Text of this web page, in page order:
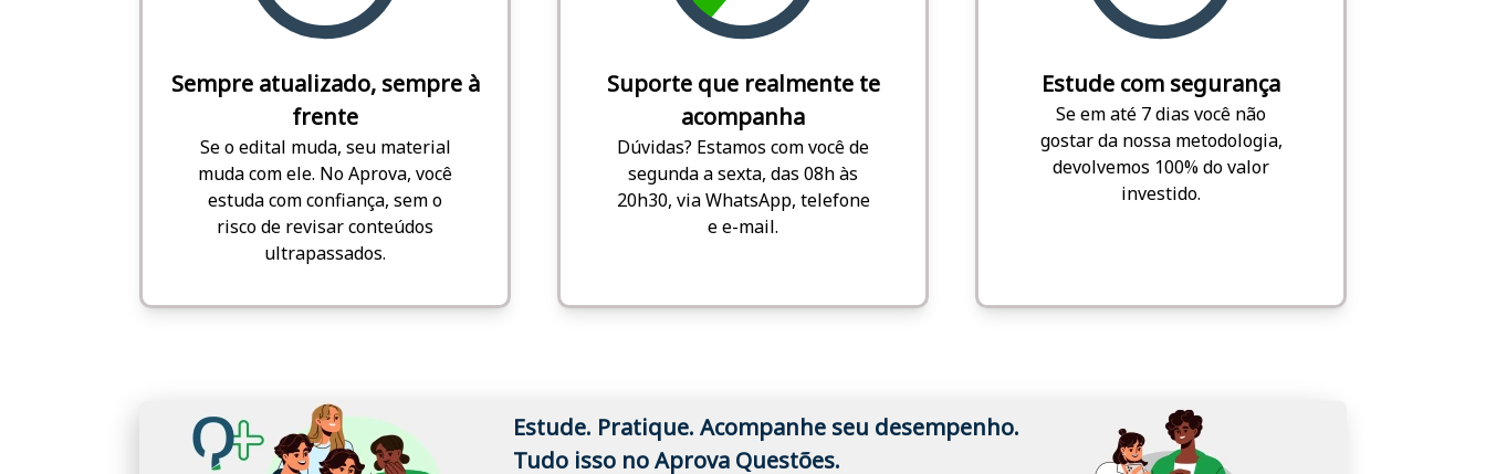
Sempre atualizado, sempre à
frente
Se o edital muda, seu material
muda com ele. No Aprova, você
estuda com confiança, sem o
risco de revisar conteúdos
ultrapassados.
Suporte que realmente te
acompanha
Dúvidas? Estamos com você de
segunda a sexta, das 08h às
20h30, via WhatsApp, telefone
e e-mail.
Estude com segurança
Se em até 7 dias você não
gostar da nossa metodologia,
devolvemos 100% do valor
investido.
Estude. Pratique. Acompanhe seu desempenho.
Tudo isso no Aprova Questões.